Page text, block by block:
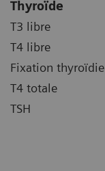
Thyroïde
T3 libre
T4 libre
Fixation
T4 totale
TSH